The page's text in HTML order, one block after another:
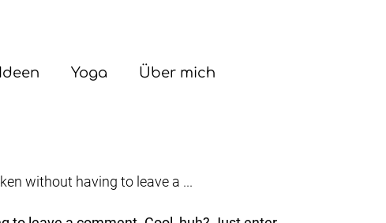
Yoga Über mich
without having to leave a ...